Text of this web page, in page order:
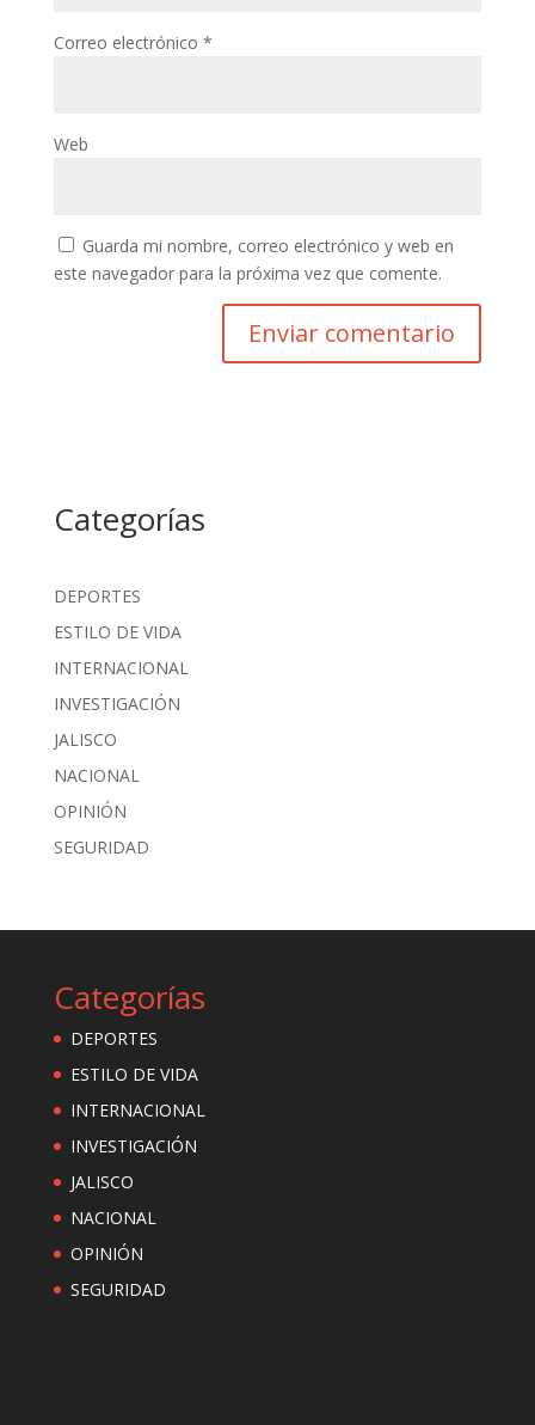
Correo electrónico *
Web
Guarda mi nombre, correo electrónico y web en
este navegador para la próxima vez que comente.
Categorías
DEPORTES
ESTILO DE VIDA
INTERNACIONAL
INVESTIGACIÓN
JALISCO
NACIONAL
OPINIÓN
SEGURIDAD
Categorías
DEPORTES
ESTILO DE VIDA
INTERNACIONAL
INVESTIGACIÓN
JALISCO
NACIONAL
OPINIÓN
SEGURIDAD